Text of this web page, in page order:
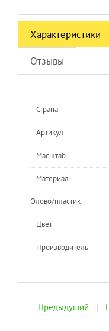
Характеристики
Отзывы
Страна
Артикул
Масштаб
Материал
Олово/пластик
Цвет
Производитель
Предыдущий |